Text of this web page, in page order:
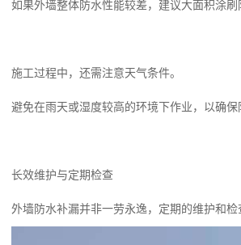
如果外墙整体防水性能较差，建议大面积涂
施工过程中，还需注意天气条件。
避免在雨天或湿度较高的环境下作业，以确
长效维护与定期检查
外墙防水补漏并非一劳永逸，定期的维护和检